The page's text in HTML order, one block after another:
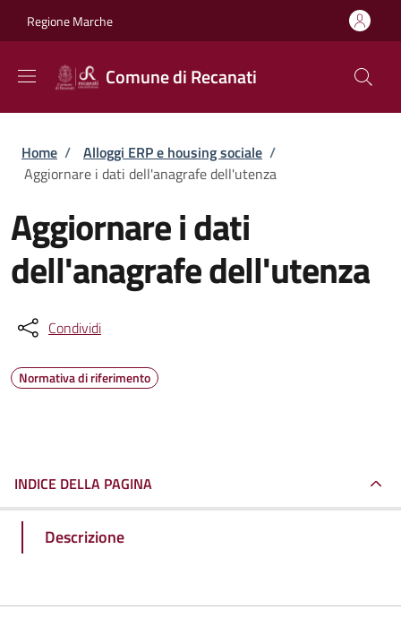
Regione Marche
Comune di Recanati
Briciole di pane
Home / Alloggi ERP e housing sociale /
Aggiornare i dati dell'anagrafe dell'utenza
Aggiornare i dati
dell'anagrafe dell'utenza
Condividi
Normativa di riferimento
INDICE DELLA PAGINA
Descrizione